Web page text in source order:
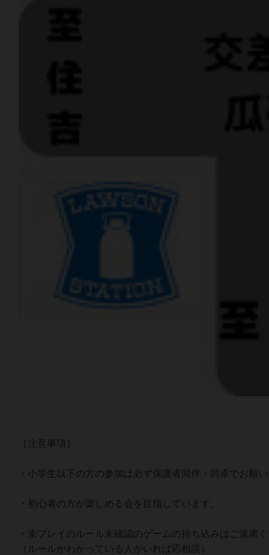
［注意事項］
・小学生以下の方の参加は必ず保護者同伴・同卓でお願
・初心者の方が楽しめる会を目指しています。
・未プレイのルール未確認のゲームの持ち込みはご遠慮
（ルールがわかっている人がいれば応相談）